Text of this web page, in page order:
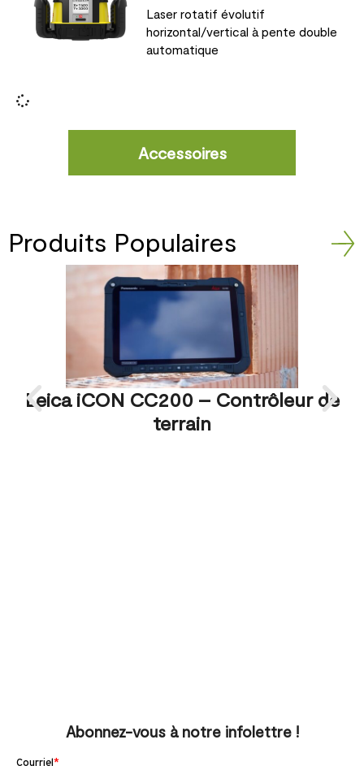
Laser rotatif évolutif
horizontal/vertical à pente double
automatique
Accessoires
Produits Populaires
Leica iCON CC200 – Contrôleur de
terrain
Abonnez-vous à notre infolettre !